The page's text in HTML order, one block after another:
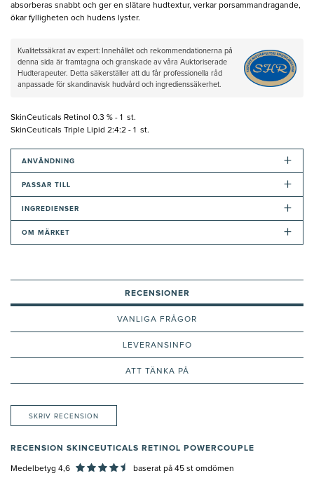
absorberas snabbt och ger en slätare hudtextur, verkar porsammandragande,
ökar fylligheten och hudens lyster.
Kvalitetssäkrat av expert: Innehållet och rekommendationerna på
denna sida är framtagna och granskade av våra Auktoriserade
Hudterapeuter. Detta säkerställer att du får professionella råd
anpassade för skandinavisk hudvård och ingredienssäkerhet.
SkinCeuticals Retinol 0.3 % - 1 st.
SkinCeuticals Triple Lipid 2:4:2 - 1 st.
ANVÄNDNING +
PASSAR TILL +
INGREDIENSER +
OM MÄRKET +
RECENSIONER
VANLIGA FRÅGOR
LEVERANSINFO
ATT TÄNKA PÅ
SKRIV RECENSION
RECENSION SKINCEUTICALS RETINOL POWERCOUPLE
Medelbetyg 4,6 baserat på 45 st omdömen